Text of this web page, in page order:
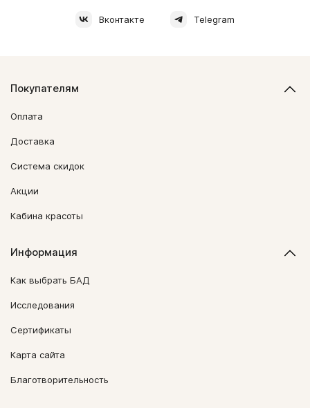
Вконтакте Telegram
Покупателям
Оплата
Доставка
Система скидок
Акции
Кабина красоты
Информация
Как выбрать БАД
Исследования
Сертификаты
Карта сайта
Благотворительность